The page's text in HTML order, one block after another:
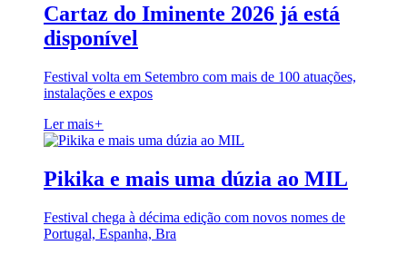
Cartaz do Iminente 2026 já está
disponível
Festival volta em Setembro com mais de 100 atuações,
instalações e expos
Ler mais+
Pikika e mais uma dúzia ao MIL
Festival chega à décima edição com novos nomes de
Portugal, Espanha, Bra